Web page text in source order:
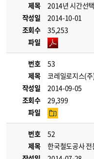
제목
2014년 시간선
작성일
2014-10-01
조회수
35,253
파일
번호
53
제목
코레일로지스(
작성일
2014-09-05
조회수
29,399
파일
번호
52
제목
한국철도공사